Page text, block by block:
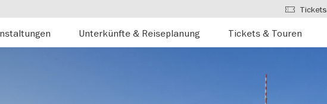
Unterkünfte & Reiseplanung Tickets & Touren
Tickets